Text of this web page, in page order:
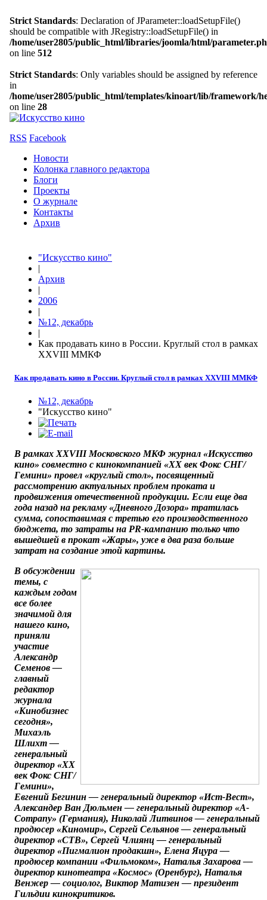
Strict Standards: Declaration of JParameter::loadSetupFile()
should be compatible with JRegistry::loadSetupFile() in
/home/user2805/public_html/libraries/joomla/html/
on line 512
Strict Standards: Only variables should be assigned by reference
in
/home/user2805/public_html/templates/kinoart/lib/framework/
on line 28
RSS Facebook
Новости
Колонка главного редактора
Блоги
Проекты
О журнале
Контакты
Архив
"Искусство кино"
|
Архив
|
2006
|
№12, декабрь
|
Как продавать кино в России. Круглый стол в рамках
XXVIII ММКФ
Как продавать кино в России. Круглый стол в рамках XXVIII ММКФ
№12, декабрь
"Искусство кино"
В рамках XXVIII Московского МКФ журнал «Искусство
кино» совместно с кинокомпанией «XX век Фокс СНГ/
Гемини» провел «круглый стол», посвященный
рассмотрению актуальных проблем проката и
продвижения отечественной продукции. Если еще два
года назад на рекламу «Дневного Дозора» тратилась
сумма, сопоставимая с третью его производственного
бюджета, то затраты на PR-кампанию только что
вышедшей в прокат «Жары», уже в два раза больше
затрат на создание этой картины.
В обсуждении
темы, с
каждым годом
все более
значимой для
нашего кино,
приняли
участие
Александр
Семенов —
главный
редактор
журнала
«Кинобизнес
сегодня»,
Михаэль
Шлихт —
генеральный
директор «XX
век Фокс СНГ/
Гемини»,
Евгений Бегинин — генеральный директор «Ист-Вест»,
Александер Ван Дюльмен — генеральный директор «А-
Company» (Германия), Николай Литвинов — генеральный
продюсер «Киномир», Сергей Сельянов — генеральный
директор «СТВ», Сергей Члиянц — генеральный
директор «Пигмалион продакшн», Елена Яцура —
продюсер компании «Фильмоком», Наталья Захарова —
директор кинотеатра «Космос» (Оренбург), Наталья
Венжер — социолог, Виктор Матизен — президент
Гильдии кинокритиков.